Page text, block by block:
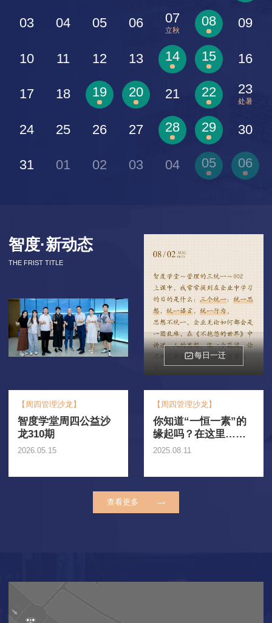
03 04 05 06 07
立秋
08 09
10 11 12 13 14 15 16
17 18 19 20 21 22 23
处暑
24 25 26 27 28 29 30
31 01 02 03 04 05 06
智度·新动态
THE FRIST TITLE
每日一迁
【周四管理沙龙】
智度学堂周四公益沙
龙310期
2026.05.15
【周四管理沙龙】
你知道“一恒一素”的
缘起吗？在这里……
2025.08.11
查看更多